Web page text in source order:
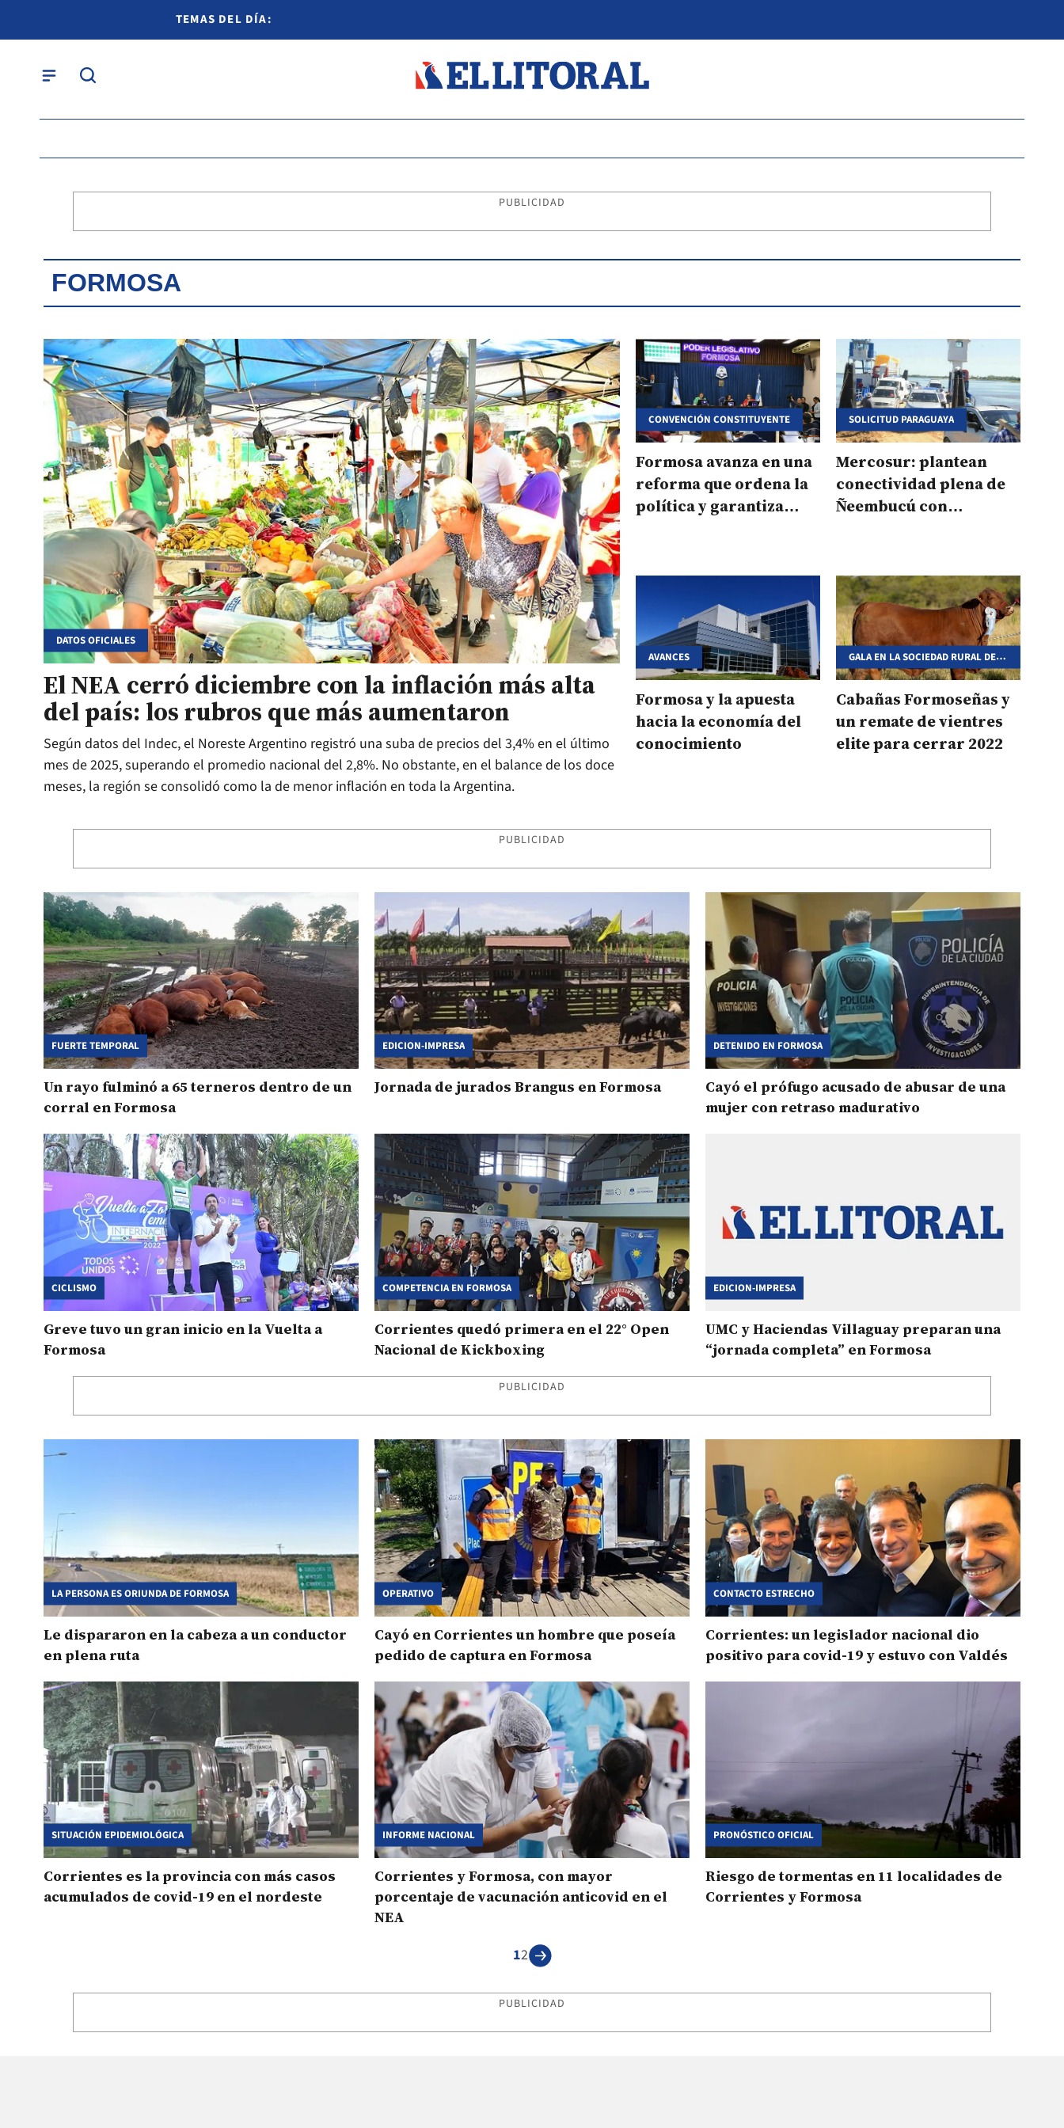
TEMAS DEL DÍA:
PUBLICIDAD
FORMOSA
DATOS OFICIALES
El NEA cerró diciembre con la inflación más alta
del país: los rubros que más aumentaron
Según datos del Indec, el Noreste Argentino registró una suba de precios del 3,4% en el último
mes de 2025, superando el promedio nacional del 2,8%. No obstante, en el balance de los doce
meses, la región se consolidó como la de menor inflación en toda la Argentina.
CONVENCIÓN CONSTITUYENTE
Formosa avanza en una
reforma que ordena la
política y garantiza
SOLICITUD PARAGUAYA
Mercosur: plantean
conectividad plena de
Ñeembucú con
AVANCES
Formosa y la apuesta
hacia la economía del
conocimiento
GALA EN LA SOCIEDAD RURAL DE
FORMOSA
Cabañas Formoseñas y
un remate de vientres
elite para cerrar 2022
PUBLICIDAD
FUERTE TEMPORAL
Un rayo fulminó a 65 terneros dentro de un
corral en Formosa
EDICION-IMPRESA
Jornada de jurados Brangus en Formosa
DETENIDO EN FORMOSA
Cayó el prófugo acusado de abusar de una
mujer con retraso madurativo
CICLISMO
Greve tuvo un gran inicio en la Vuelta a
Formosa
COMPETENCIA EN FORMOSA
Corrientes quedó primera en el 22° Open
Nacional de Kickboxing
EDICION-IMPRESA
UMC y Haciendas Villaguay preparan una
“jornada completa” en Formosa
PUBLICIDAD
LA PERSONA ES ORIUNDA DE FORMOSA
Le dispararon en la cabeza a un conductor
en plena ruta
OPERATIVO
Cayó en Corrientes un hombre que poseía
pedido de captura en Formosa
CONTACTO ESTRECHO
Corrientes: un legislador nacional dio
positivo para covid-19 y estuvo con Valdés
SITUACIÓN EPIDEMIOLÓGICA
Corrientes es la provincia con más casos
acumulados de covid-19 en el nordeste
INFORME NACIONAL
Corrientes y Formosa, con mayor
porcentaje de vacunación anticovid en el
NEA
PRONÓSTICO OFICIAL
Riesgo de tormentas en 11 localidades de
Corrientes y Formosa
12
PUBLICIDAD